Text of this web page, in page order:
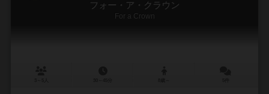
フォー・ア・クラウン
For a Crown